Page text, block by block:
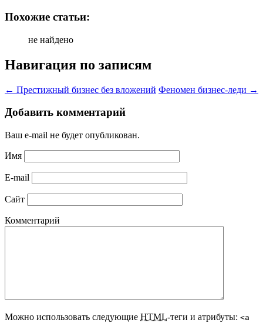
Похожие статьи:
не найдено
Навигация по записям
← Престижный бизнес без вложений Феномен бизнес-леди →
Добавить комментарий
Ваш e-mail не будет опубликован.
Имя
E-mail
Сайт
Комментарий
Можно использовать следующие HTML-теги и атрибуты: <a